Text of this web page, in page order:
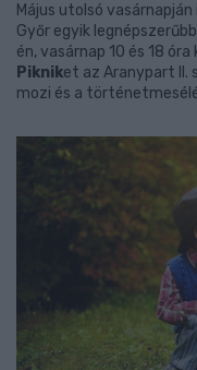
Május utolsó
Győr egyik
én, vasárnap 10 és 18
Pikniket az Aranypart II.
mozi és a